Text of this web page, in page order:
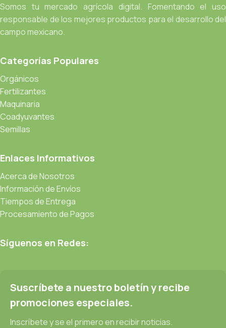
Somos tu mercado agrícola digital. Fomentando el uso
responsable de los mejores productos para el desarrollo del
campo mexicano.
Categorías Populares
Orgánicos
Fertilizantes
Maquinaria
Coadyuvantes
Semillas
Enlaces Informativos
Acerca de Nosotros
Información de Envíos
Tiempos de Entrega
Procesamiento de Pagos
Síguenos en Redes:
Suscríbete a nuestro boletín y recibe
promociones especiales.
Inscríbete y se el primero en recibir noticias.